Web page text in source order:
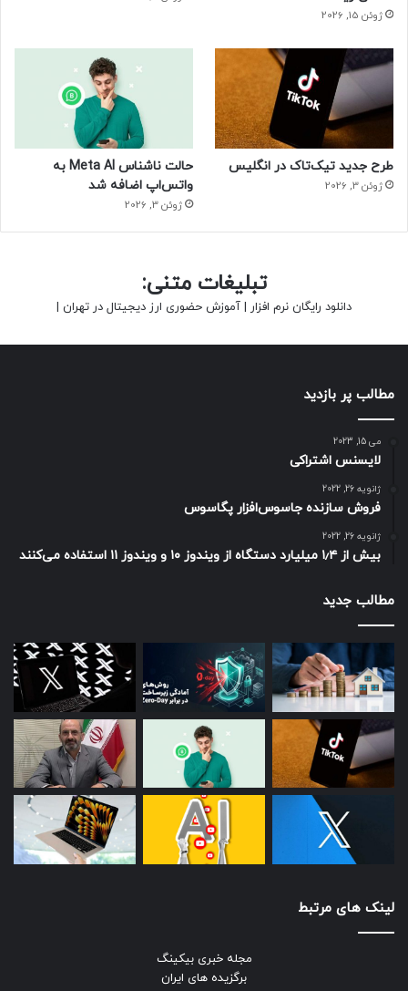
ژوئن 15, 2026
طرح جدید تیک‌تاک در انگلیس
ژوئن 3, 2026
حالت ناشناس Meta AI به
واتس‌اپ اضافه شد
ژوئن 3, 2026
تبلیغات متنی:
دانلود رایگان نرم افزار | آموزش حضوری ارز دیجیتال در تهران |
مطالب پر بازدید
می 15, 2023
لایسنس اشتراکی
ژانویه 26, 2022
فروش سازنده جاسوس‌افزار پگاسوس
ژانویه 26, 2022
بیش از ۱٫۴ میلیارد دستگاه از ویندوز ۱۰ و ویندوز ۱۱ استفاده می‌کنند
مطالب جدید
لینک های مرتبط
مجله خبری بیکینگ
برگزیده های ایران